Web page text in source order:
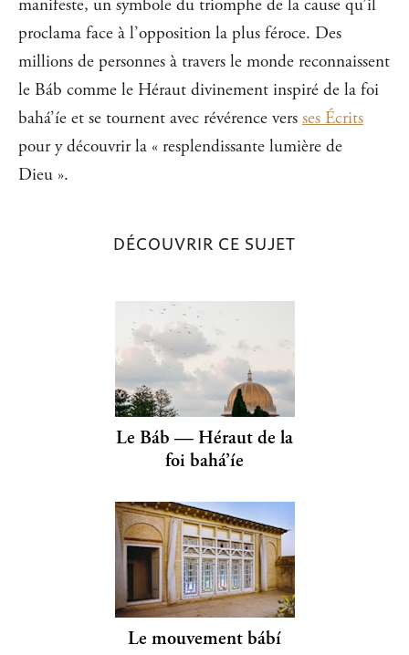
manifeste, un symbole du triomphe de la cause qu’il
proclama face à l’opposition la plus féroce. Des
millions de personnes à travers le monde reconnaissent
le Báb comme le Héraut divinement inspiré de la foi
bahá’íe et se tournent avec révérence vers ses Écrits
pour y découvrir la « resplendissante lumière de
Dieu ».
DÉCOUVRIR CE SUJET
Le Báb — Héraut de la
foi bahá’íe
Le mouvement bábí